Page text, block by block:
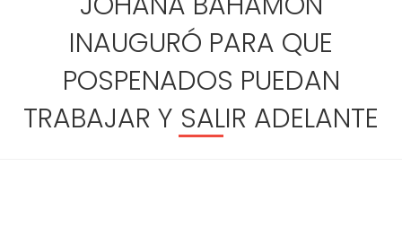
INAUGURÓ PARA QUE
POSPENADOS PUEDAN
TRABAJAR Y SALIR ADELANTE